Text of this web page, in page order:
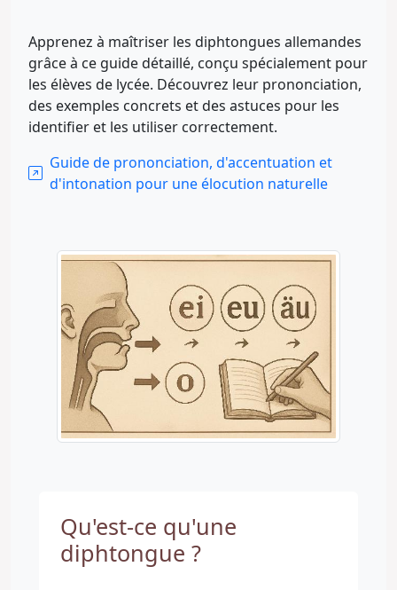
Apprenez à maîtriser les diphtongues allemandes
grâce à ce guide détaillé, conçu spécialement pour
les élèves de lycée. Découvrez leur prononciation,
des exemples concrets et des astuces pour les
identifier et les utiliser correctement.
Guide de prononciation, d'accentuation et
d'intonation pour une élocution naturelle
Qu'est-ce qu'une
diphtongue ?